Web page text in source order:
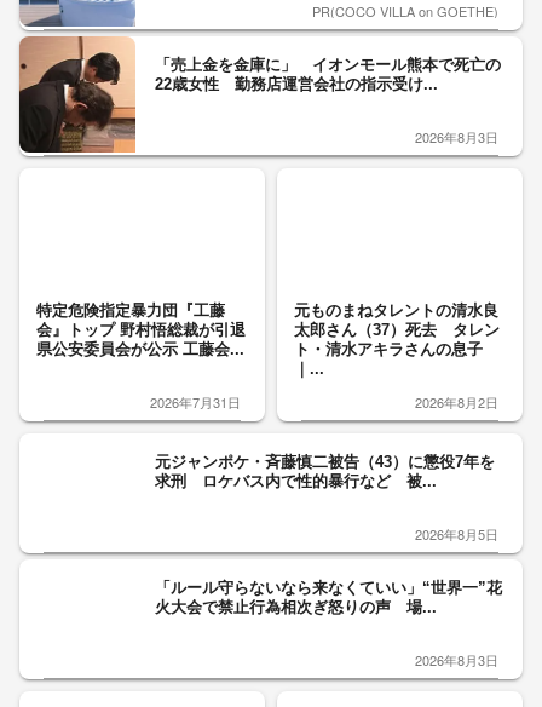
PR(COCO VILLA on GOETHE)
「売上金を金庫に」 イオンモール熊本で死亡の
22歳女性 勤務店運営会社の指示受け...
2026年8月3日
特定危険指定暴力団『工藤
会』トップ 野村悟総裁が引退
県公安委員会が公示 工藤会...
2026年7月31日
元ものまねタレントの清水良
太郎さん（37）死去 タレン
ト・清水アキラさんの息子
｜...
2026年8月2日
元ジャンポケ・斉藤慎二被告（43）に懲役7年を
求刑 ロケバス内で性的暴行など 被...
2026年8月5日
「ルール守らないなら来なくていい」“世界一”花
火大会で禁止行為相次ぎ怒りの声 場...
2026年8月3日